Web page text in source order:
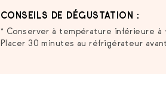
CONSEILS DE DÉGUSTATION :
* Conserver à température inférieure à -
Placer 30 minutes au réfrigérateur